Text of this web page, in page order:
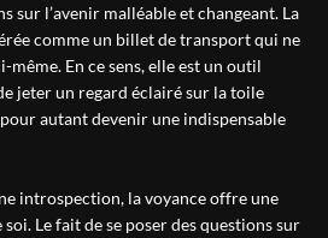
sur l’avenir malléable et changeant. La
comme un billet de transport qui ne
même. En ce sens, elle est un outil
jeter un regard éclairé sur la toile
autant devenir une indispensable
introspection, la voyance offre une
Le fait de se poser des questions sur